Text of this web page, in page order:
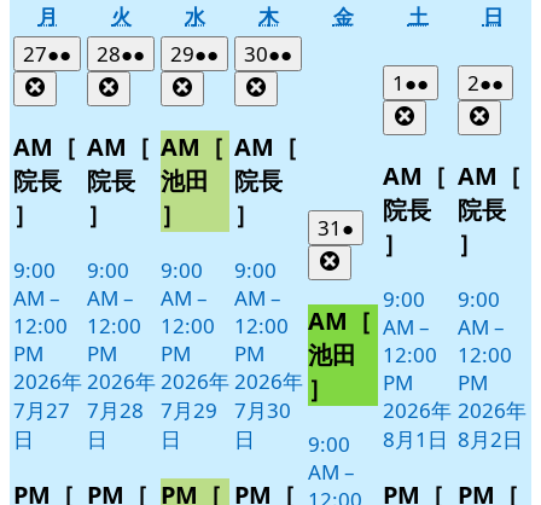
月
曜
日
火
曜
日
水水
曜
日
木木
曜
日
金金
土土
日
日
日
272026
年
7
月
27
日
●●
件
の
イ
ベ
ン
ト)
AM［
院長
］
9:00
AM –
12:00
PM
2026年
7月27
日
PM［
282026
年
7
月
28
日
●●
件
の
イ
ベ
ン
ト)
AM［
院長
］
9:00
AM –
12:00
PM
2026年
7月28
日
PM［
292026
年
7
月
29
日
●●
件
の
イ
ベ
ン
ト)
AM［
池田
］
9:00
AM –
12:00
PM
2026年
7月29
日
PM［
302026
年
7
月
30
日
●●
件
イ
ベ
AM［
院長
］
9:00
AM –
12:00
PM
2026年
7月30
日
PM［
31 2026
年
7
月
31
日
●
件
イ
ベ
ン
ト)
Close
AM［
池田
］
9:00
AM –
1 2026
年
8
月
1
日
●●
件
イ
ベ
ン
AM［
院長
］
9:00
AM –
12:00
PM
2026年
8月1日
PM［
22026
年
8
月
2
日
●●
件
イ
ベ
ン
AM［
院長
］
9:00
AM –
12:00
PM
2026年
8月2日
PM［